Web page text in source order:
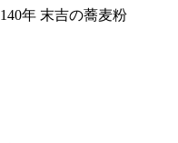
年 末吉の蕎麦粉